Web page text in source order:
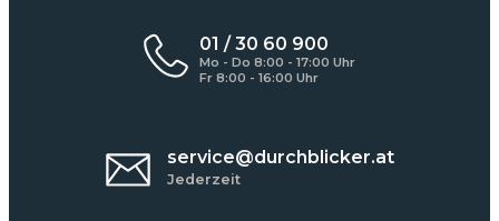
01 / 30 60 900
Mo - Do 8:00 - 17:00 Uhr
Fr 8:00 - 16:00 Uhr
service@durchblicker.at
Jederzeit